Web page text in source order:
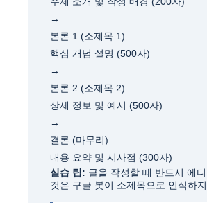
→
본론 1 (소제목 1)
핵심 개념 설명 (500자)
→
본론 2 (소제목 2)
상세 정보 및 예시 (500자)
→
결론 (마무리)
내용 요약 및 시사점 (300자)
실습 팁: 글을 작성할 때 반드시 에
것은 구글 봇이 소제목으로 인식하